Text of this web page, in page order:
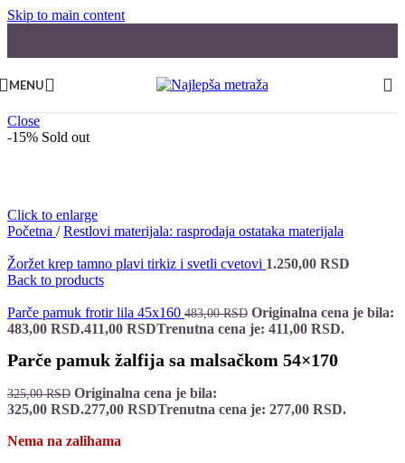
Skip to main content
MENU
Close
-15% Sold out
Click to enlarge
Početna / Restlovi materijala: rasprodaja ostataka materijala
Žoržet krep tamno plavi tirkiz i svetli cvetovi 1.250,00 RSD
Back to products
Parče pamuk frotir lila 45x160 483,00RSD Originalna cena je bila:
483,00 RSD.411,00 RSDTrenutna cena je: 411,00 RSD.
Parče pamuk žalfija sa malsačkom 54×170
325,00RSD Originalna cena je bila:
325,00 RSD.277,00 RSDTrenutna cena je: 277,00 RSD.
Nema na zalihama